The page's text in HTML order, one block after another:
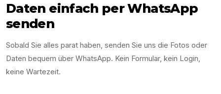
Daten einfach per WhatsApp
senden
Sobald Sie alles parat haben, senden Sie uns die Fotos oder
Daten bequem über WhatsApp. Kein Formular, kein Login,
keine Wartezeit.